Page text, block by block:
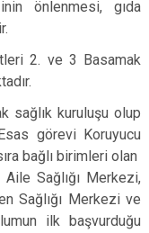
önlenmesi, gıda
2. ve 3 Basamak
sağlık kuruluşu olup
görevi Koruyucu
bağlı birimleri olan
Aile Sağlığı Merkezi,
Sağlığı Merkezi ve
ilk başvurduğu